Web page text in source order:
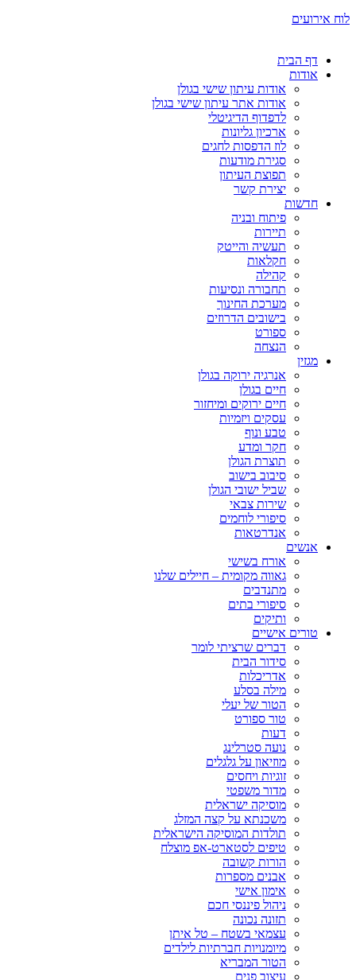
לוח אירועים
דף הבית
אודות
אודות עיתון שישי בגולן
אודות אתר עיתון שישי בגולן
לדפדוף הדיגיטלי
ארכיון גליונות
לוז הדפסות לחגים
סגירת מודעות
תפוצת העיתון
יצירת קשר
חדשות
פיתוח ובניה
תיירות
תעשיה והייטק
חקלאות
קהילה
תחבורה ונסיעות
מערכת החינוך
בישובים הדרוזים
ספורט
הנצחה
מגזין
אנרגיה ירוקה בגולן
חיים בגולן
חיים ירוקים ומיחזור
עסקים ויזמיות
טבע ונוף
חקר ומדע
תוצרת הגולן
סיבוב בישוב
שביל ישובי הגולן
שירות צבאי
סיפורי לוחמים
אנדרטאות
אנשים
אורח בשישי
גאווה מקומית – חיילים שלנו
מתנדבים
סיפורי בתים
ותיקים
טורים אישיים
דברים שרציתי לומר
סידור הבית
אדריכלות
מילה בסלע
הטור של יעלי
טור ספורט
דעות
נועה סטרלינג
מוזיאון על גלגלים
זוגיות ויחסים
מדור משפטי
מוסיקה ישראלית
משכנתא על קצה המזלג
תולדות המוסיקה הישראלית
טיפים לסטארט-אפ מוצלח
הורות קשובה
אבנים מספרות
אימון אישי
ניהול פיננסי חכם
תזונה נכונה
עצמאי בשטח – טל איתן
מיומנויות חברתיות לילדים
הטור המבריא
עיצוב פנים